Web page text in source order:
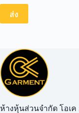
ส่ง
ห้างหุ้นส่วนจำกัด โอเค